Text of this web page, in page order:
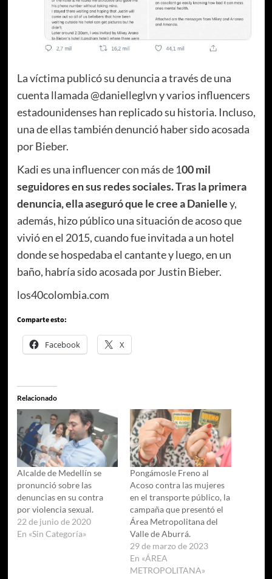
La víctima publicó su denuncia a través de una
cuenta llamada @danielleglvn y varios influencers
estadounidenses han replicado su historia. Incluso,
una de ellas también denunció haber sido acosada
por Bieber.
Kadi es una influencer con más de 100 mil
seguidores en sus redes sociales. Tras la primera
denuncia, ella aseguró que le cree a Danielley,
además, hizo público una situación de acoso que
vivió en el 2015, cuando fue invitada a un hotel
donde se hospedaba el cantante y luego, en un
baño, habría sido acosada por Justin Bieber.
los40colombia.com
Comparte esto:
Facebook X
Relacionado
Alcalde de Medellín se
pronunció sobre las
denuncias en su contra
por violencia sexual.
22 de junio de 2020
En «Sin Categoría»
Pongámosle Freno al
Acoso contra las mujeres
en el transporte público, la
campaña que presentó el
Área Metropolitana del
Valle de Aburrá.
29 de marzo de 2023
En «ÁREA
METROPOLITANA»